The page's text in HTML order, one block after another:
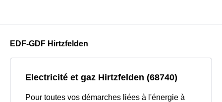
EDF-GDF Hirtzfelden
Electricité et gaz Hirtzfelden (68740)
Pour toutes vos démarches liées à l'énergie à